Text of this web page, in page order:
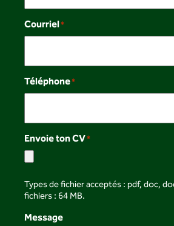
Courriel*
Téléphone*
Envoie ton CV*
Types de fichier acceptés : pdf, doc,
fichiers : 64 MB.
Message